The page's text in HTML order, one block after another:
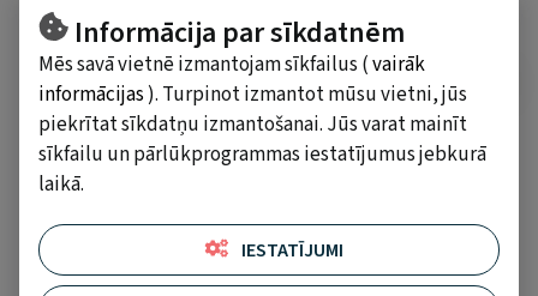
Informācija par sīkdatnēm
Mēs savā vietnē izmantojam sīkfailus (vairāk
informācijas ). Turpinot izmantot mūsu vietni, jūs
piekrītat sīkdatņu izmantošanai. Jūs varat mainīt
sīkfailu un pārlūkprogrammas iestatījumus jebkurā
laikā.
IESTATĪJUMI